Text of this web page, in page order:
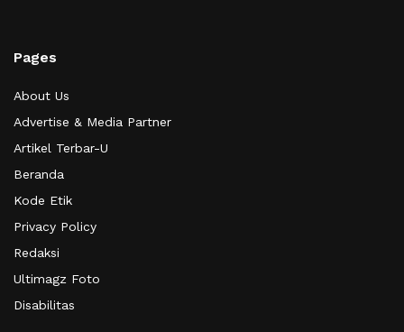
Pages
About Us
Advertise & Media Partner
Artikel Terbar-U
Beranda
Kode Etik
Privacy Policy
Redaksi
Ultimagz Foto
Disabilitas